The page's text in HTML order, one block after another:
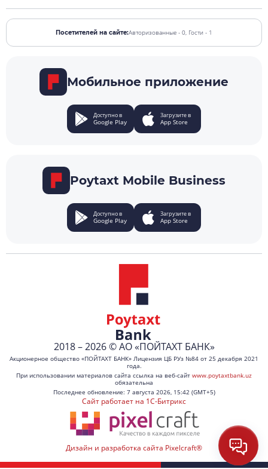
Посетителей на сайте:Авторизованные - 0, Гости - 1
Мобильное приложение
Доступно в
Google Play
Загрузите в
App Store
Poytaxt Mobile Business
Доступно в
Google Play
Загрузите в
App Store
2018 – 2026 © АО «ПОЙТАХТ БАНК»
Акционерное общество «ПОЙТАХТ БАНК» Лицензия ЦБ РУз №84 от 25 декабря 2021
года.
При использовании материалов сайта ссылка на веб-сайт www.poytaxtbank.uz
обязательна
Последнее обновление: 7 августа 2026, 15:42 (GMT+5)
Сайт работает на 1C-Битрикс
Дизайн и разработка сайта Pixelcraft®